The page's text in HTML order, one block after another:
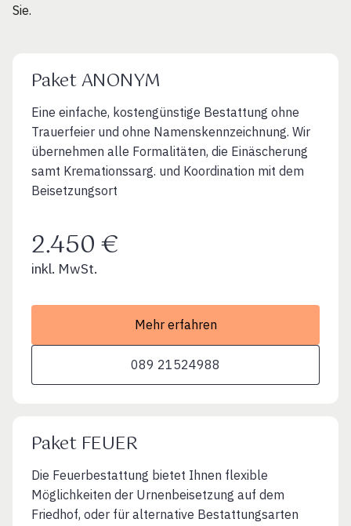
Sie.
Paket ANONYM
Eine einfache, kostengünstige Bestattung ohne
Trauerfeier und ohne Namenskennzeichnung. Wir
übernehmen alle Formalitäten, die Einäscherung
samt Kremationssarg. und Koordination mit dem
Beisetzungsort
2.450 €
inkl. MwSt.
Mehr erfahren
089 21524988
Paket FEUER
Die Feuerbestattung bietet Ihnen flexible
Möglichkeiten der Urnenbeisetzung auf dem
Friedhof, oder für alternative Bestattungsarten